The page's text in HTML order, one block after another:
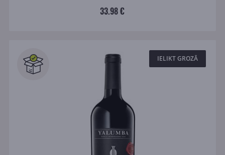
33.98 €
IELIKT GROZĀ